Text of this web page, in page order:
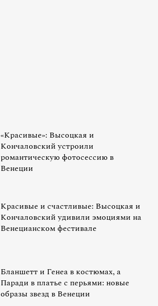
«Красивые»: Высоцкая и
Кончаловский устроили
романтическую фотосессию в
Венеции
Красивые и счастливые: Высоцкая и
Кончаловский удивили эмоциями на
Венецианском фестивале
Бланшетт и Генеа в костюмах, а
Паради в платье с перьями: новые
образы звезд в Венеции